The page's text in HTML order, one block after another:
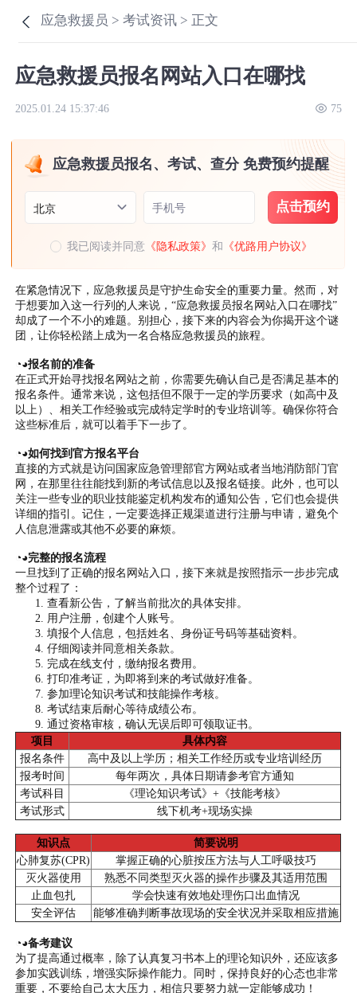
应急救援员 >考试资讯 > 正文
应急救援员报名网站入口在哪找
2025.01.24 15:37:46 75
应急救援员报名、考试、查分 免费预约提醒
北京 手机号 点击预约
我已阅读并同意 《隐私政策》和 《优路用户协议》
在紧急情况下，应急救援员是守护生命安全的重要力量。然而，对
于想要加入这一行列的人来说，“应急救援员报名网站入口在哪找”
却成了一个不小的难题。别担心，接下来的内容会为你揭开这个谜
团，让你轻松踏上成为一名合格应急救援员的旅程。
◔◕报名前的准备
在正式开始寻找报名网站之前，你需要先确认自己是否满足基本的
报名条件。通常来说，这包括但不限于一定的学历要求（如高中及
以上）、相关工作经验或完成特定学时的专业培训等。确保你符合
这些标准后，就可以着手下一步了。
◔◕如何找到官方报名平台
直接的方式就是访问国家应急管理部官方网站或者当地消防部门官
网，在那里往往能找到新的考试信息以及报名链接。此外，也可以
关注一些专业的职业技能鉴定机构发布的通知公告，它们也会提供
详细的指引。记住，一定要选择正规渠道进行注册与申请，避免个
人信息泄露或其他不必要的麻烦。
◔◕完整的报名流程
一旦找到了正确的报名网站入口，接下来就是按照指示一步步完成
整个过程了：
查看新公告，了解当前批次的具体安排。
用户注册，创建个人账号。
填报个人信息，包括姓名、身份证号码等基础资料。
仔细阅读并同意相关条款。
完成在线支付，缴纳报名费用。
打印准考证，为即将到来的考试做好准备。
参加理论知识考试和技能操作考核。
考试结束后耐心等待成绩公布。
通过资格审核，确认无误后即可领取证书。
项目
具体内容
报名条件
高中及以上学历；相关工作经历或专业培训经历
报考时间
每年两次，具体日期请参考官方通知
考试科目
《理论知识考试》+《技能考核》
考试形式
线下机考+现场实操
知识点
简要说明
心肺复苏(CPR)
掌握正确的心脏按压方法与人工呼吸技巧
灭火器使用
熟悉不同类型灭火器的操作步骤及其适用范围
止血包扎
学会快速有效地处理伤口出血情况
安全评估
能够准确判断事故现场的安全状况并采取相应措施
◔◕备考建议
为了提高通过概率，除了认真复习书本上的理论知识外，还应该多
参加实践训练，增强实际操作能力。同时，保持良好的心态也非常
重要，不要给自己太大压力，相信只要努力就一定能够成功！